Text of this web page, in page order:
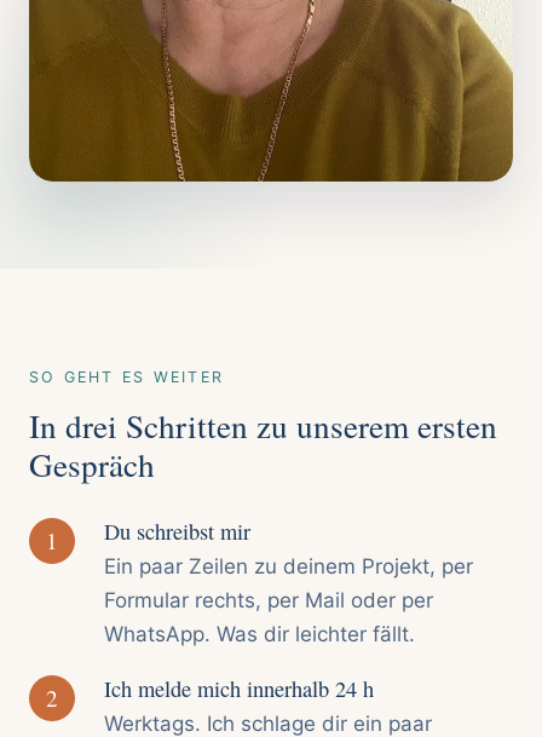
SO GEHT ES WEITER
In drei Schritten zu unserem ersten
Gespräch
1 Du schreibst mir
Ein paar Zeilen zu deinem Projekt, per
Formular rechts, per Mail oder per
WhatsApp. Was dir leichter fällt.
2 Ich melde mich innerhalb 24 h
Werktags. Ich schlage dir ein paar